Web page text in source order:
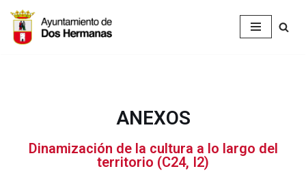
Saltar
ANEXOS
Dinamización de la cultura a lo largo del
territorio (C24, I2)